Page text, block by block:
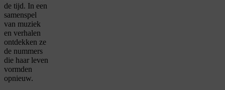
de tijd. In een
samenspel
van muziek
en verhalen
ontdekken ze
de nummers
die haar leven
vormden
opnieuw.